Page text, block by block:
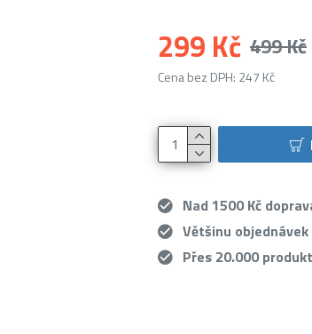
299 Kč 499 Kč
Cena bez DPH: 247 Kč
Nad 1500 Kč
Většinu
Přes 20.000